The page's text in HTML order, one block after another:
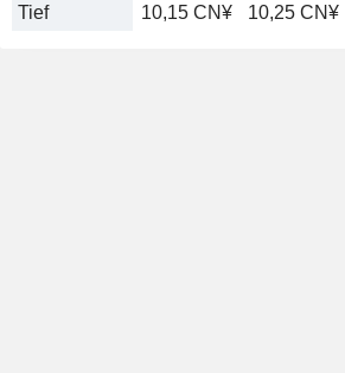
Tief
10,15 CN¥ 10,25 CN¥